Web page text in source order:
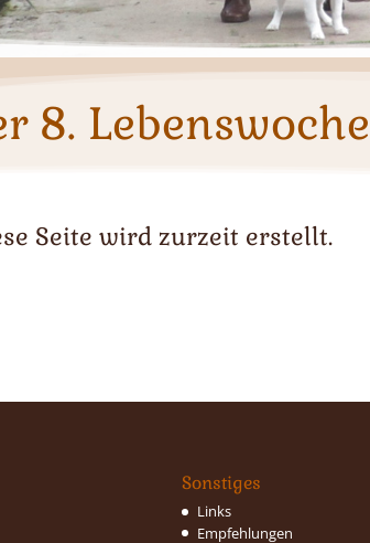
8.
Seite wird zurzeit erstellt.
Sonstiges
Links
Empfehlungen